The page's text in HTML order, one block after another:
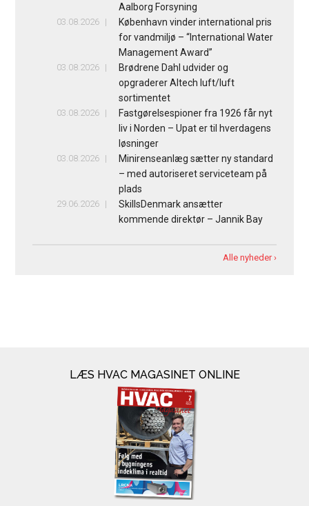
Aalborg Forsyning
03.08.2026
København vinder international pris
for vandmiljø – “International Water
Management Award”
03.08.2026
Brødrene Dahl udvider og
opgraderer Altech luft/luft
sortimentet
03.08.2026
Fastgørelsespioner fra 1926 får nyt
liv i Norden – Upat er til hverdagens
løsninger
03.08.2026
Minirenseanlæg sætter ny standard
– med autoriseret serviceteam på
plads
29.06.2026
SkillsDenmark ansætter
kommende direktør – Jannik Bay
Alle nyheder ›
LÆS HVAC MAGASINET ONLINE